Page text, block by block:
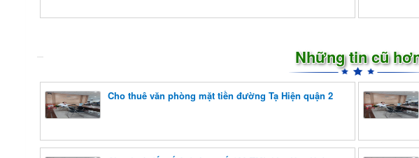
Những tin cũ
Cho thuê văn phòng mặt tiền đường Tạ Hiện quận 2